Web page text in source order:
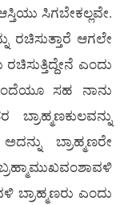
ಸಿಗಬೇಕಲ್ಲವೇ.
ರಚಿಸುತ್ತಾರೆ ಆಗಲೇ
ಎಂದು
ಸಹ ನಾನು
ಬ್ರಾಹ್ಮಣರೇ
ಬ್ರಾಹ್ಮಣರು ಎಂದು